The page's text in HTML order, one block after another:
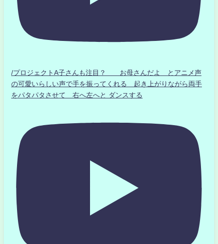
/プロジェクトA子さんも注目？ お母さんだよ とアニメ声
の可愛いらしい声で手を振ってくれる 起き上がりながら両手
をパタパタさせて 右へ左へと ダンスする